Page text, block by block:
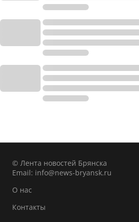
© Лента новостей Брянска
Email: info@news-bryansk.ru
О нас
Контакты